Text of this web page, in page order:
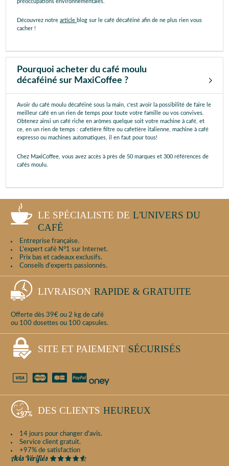
préoccupations environnementales.
Découvrez notre article blog sur le café décaféiné afin de ne plus rien vous
cacher !
Pourquoi acheter du café moulu
décaféiné sur MaxiCoffee ?
Avoir du café moulu décaféiné sous la main, c'est avoir la possibilité de faire le
meilleur café en un rien de temps pour toute votre famille ou vos convives.
Obtenez ainsi un café riche en arômes quelque soit votre machine à café, et
ce, en un rien de temps : cafetière filtre ou cafetière italienne, machine à café
expresso ou machines automatiques, il en faut pour tous!
Chez MaxiCoffee, vous avez accès à près de 50 marques et 300 références de
cafés moulu.
LE SPÉCIALISTE DE L'UNIVERS DU
CAFÉ
Entreprise française.
L'expert café N°1 sur Internet.
Prix bas et cadeaux exclusifs.
Conseils d'experts passionnés.
LIVRAISON RAPIDE & GRATUITE
Offerte dès 39€ ou 2 kg de café
ou 100 dosettes ou 100 capsules.
SITE ET PAIEMENT SÉCURISÉS
DES CLIENTS HEUREUX
14 jours pour changer d'avis.
Service client gratuit.
+97% de satisfaction